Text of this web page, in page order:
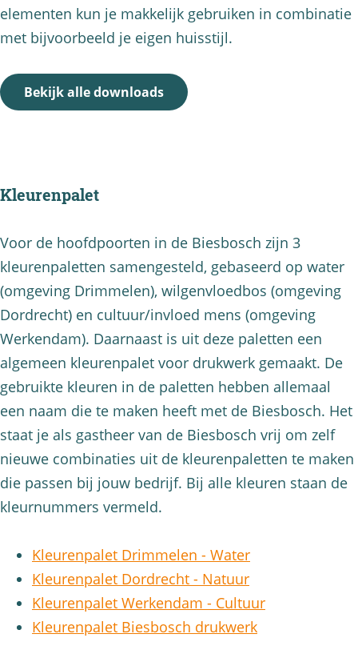
elementen kun je makkelijk gebruiken in combinatie
met bijvoorbeeld je eigen huisstijl.
Bekijk alle downloads
Kleurenpalet
Voor de hoofdpoorten in de Biesbosch zijn 3
kleurenpaletten samengesteld, gebaseerd op water
(omgeving Drimmelen), wilgenvloedbos (omgeving
Dordrecht) en cultuur/invloed mens (omgeving
Werkendam). Daarnaast is uit deze paletten een
algemeen kleurenpalet voor drukwerk gemaakt. De
gebruikte kleuren in de paletten hebben allemaal
een naam die te maken heeft met de Biesbosch. Het
staat je als gastheer van de Biesbosch vrij om zelf
nieuwe combinaties uit de kleurenpaletten te maken
die passen bij jouw bedrijf. Bij alle kleuren staan de
kleurnummers vermeld.
Kleurenpalet Drimmelen - Water
Kleurenpalet Dordrecht - Natuur
Kleurenpalet Werkendam - Cultuur
Kleurenpalet Biesbosch drukwerk